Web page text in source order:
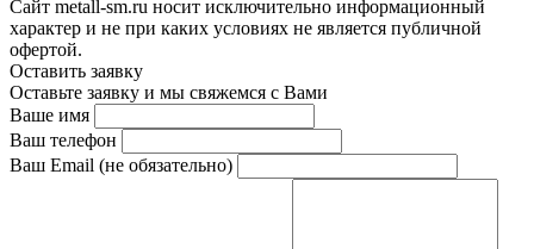
Сайт metall-sm.ru носит исключительно информационный
характер и не при каких условиях не является публичной
офертой.
Оставить заявку
Оставьте заявку и мы свяжемся с Вами
Ваше имя
Ваш телефон
Ваш Email (не обязательно)